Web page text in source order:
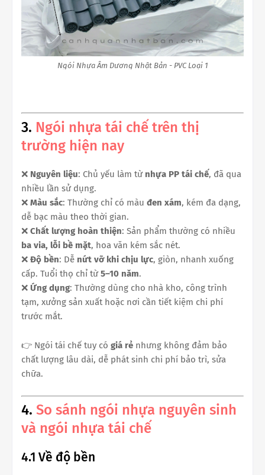
Ngói Nhựa Âm Dương Nhật Bản - PVC Loại 1
3. Ngói nhựa tái chế trên thị
trường hiện nay
❌ Nguyên liệu: Chủ yếu làm từ nhựa PP tái chế, đã qua
nhiều lần sử dụng.
❌ Màu sắc: Thường chỉ có màu đen xám, kém đa dạng,
dễ bạc màu theo thời gian.
❌ Chất lượng hoàn thiện: Sản phẩm thường có nhiều
ba via, lỗi bề mặt, hoa văn kém sắc nét.
❌ Độ bền: Dễ nứt vỡ khi chịu lực, giòn, nhanh xuống
cấp. Tuổi thọ chỉ từ 5–10 năm.
❌ Ứng dụng: Thường dùng cho nhà kho, công trình
tạm, xưởng sản xuất hoặc nơi cần tiết kiệm chi phí
trước mắt.
👉 Ngói tái chế tuy có giá rẻ nhưng không đảm bảo
chất lượng lâu dài, dễ phát sinh chi phí bảo trì, sửa
chữa.
4. So sánh ngói nhựa nguyên sinh
và ngói nhựa tái chế
4.1 Về độ bền